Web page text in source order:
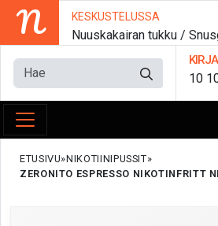
N KESKUSTELUSSA
Nuuskakairan tukku /
10
ETUSIVU NIKOTIINIPUSSIT
ZERONITO ESPRESSO NIKOTINFRITT